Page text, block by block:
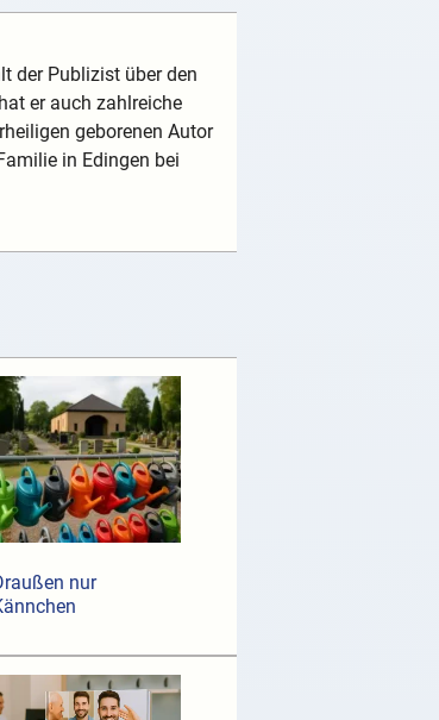
der Publizist über den
er auch zahlreiche
geborenen Autor
in Edingen bei
nur